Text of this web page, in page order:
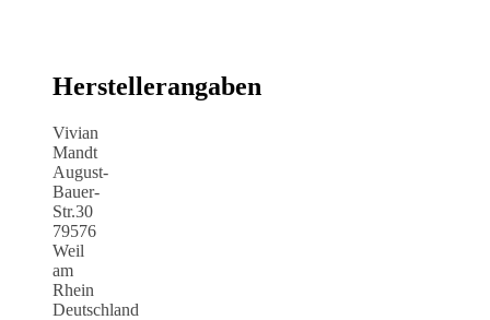
Herstellerangaben
Vivian
Mandt
August-
Bauer-
Str.30
79576
Weil
am
Rhein
Deutschland